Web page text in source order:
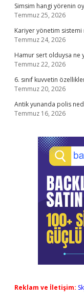
Simsim hangi yörenin
Temmuz 25, 2026
Kariyer yönetim sistemi
Temmuz 24, 2026
Hamur sert olduysa ne
Temmuz 22, 2026
6. sınıf kuvvetin
Temmuz 20, 2026
Antik yunanda polis
Temmuz 16, 2026
Reklam ve İletişim: